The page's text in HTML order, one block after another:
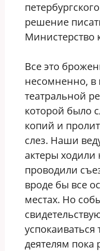
решение
Министерство
Все это
несомненно, в
театральной
которой было
копий и
слез. Наши
актеры ходили
проводили
вроде бы все
местах. Но
деятелям